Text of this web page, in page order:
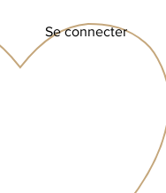
Se connecter